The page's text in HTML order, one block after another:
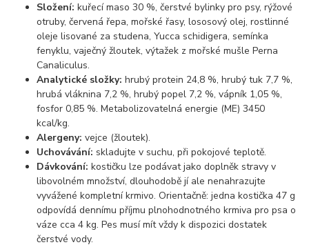
Složení: kuřecí maso 30 %, čerstvé bylinky pro psy, rýžové
otruby, červená řepa, mořské řasy, lososový olej, rostlinné
oleje lisované za studena, Yucca schidigera, semínka
fenyklu, vaječný žloutek, výtažek z mořské mušle Perna
Canaliculus.
Analytické složky: hrubý protein 24,8 %, hrubý tuk 7,7 %,
hrubá vláknina 7,2 %, hrubý popel 7,2 %, vápník 1,05 %,
fosfor 0,85 %. Metabolizovatelná energie (ME) 3450
kcal/kg.
Alergeny: vejce (žloutek).
Uchovávání: skladujte v suchu, při pokojové teplotě.
Dávkování: kostičku lze podávat jako doplněk stravy v
libovolném množství, dlouhodobě jí ale nenahrazujte
vyvážené kompletní krmivo. Orientačně: jedna kostička 47 g
odpovídá dennímu příjmu plnohodnotného krmiva pro psa o
váze cca 4 kg. Pes musí mít vždy k dispozici dostatek
čerstvé vody.